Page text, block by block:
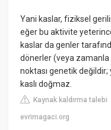
Yani kaslar, fiziksel
eğer bu aktivite
kaslar da genler
dönerler (veya zamanla
noktası genetik
kaslı doğmaz.
Kaynak kaldırma talebi
evrimagaci.org